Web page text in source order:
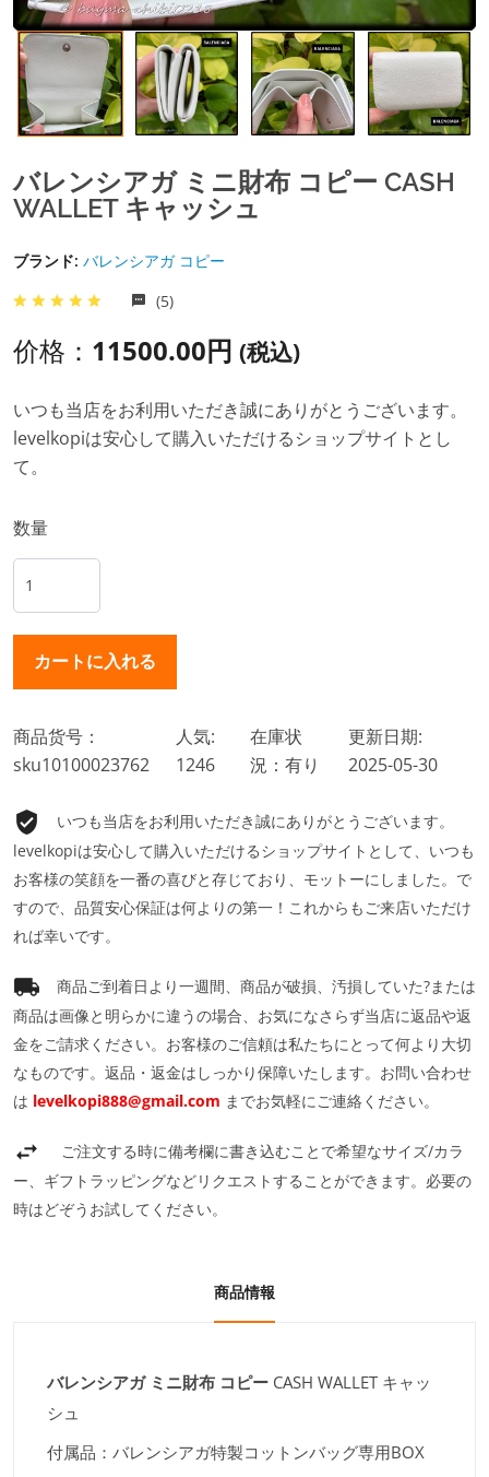
バレンシアガ ミニ財布 コピー CASH
WALLET キャッシュ
ブランド: バレンシアガ コピー
(5)
价格： 11500.00円 (税込)
いつも当店をお利用いただき誠にありがとうございます。
levelkopiは安心して購入いただけるショップサイトとし
て。
数量
商品货号：
sku10100023762
人気:
1246
在庫状
況：有り
更新日期:
2025-05-30
いつも当店をお利用いただき誠にありがとうございます。
levelkopiは安心して購入いただけるショップサイトとして、いつも
お客様の笑顔を一番の喜びと存じており、モットーにしました。で
すので、品質安心保証は何よりの第一！これからもご来店いただけ
れば幸いです。
商品ご到着日より一週間、商品が破損、汚損していた?または
商品は画像と明らかに違うの場合、お気になさらず当店に返品や返
金をご請求ください。お客様のご信頼は私たちにとって何より大切
なものです。返品・返金はしっかり保障いたします。お問い合わせ
は levelkopi888@gmail.com までお気軽にご連絡ください。
ご注文する時に備考欄に書き込むことで希望なサイズ/カラ
ー、ギフトラッピングなどリクエストすることができます。必要の
時はどぞうお試してください。
商品情報
バレンシアガ ミニ財布 コピー CASH WALLET キャッ
シュ
付属品：バレンシアガ特製コットンバッグ専用BOX